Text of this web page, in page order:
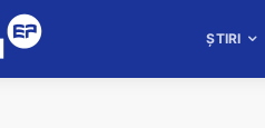
ȘTIRI